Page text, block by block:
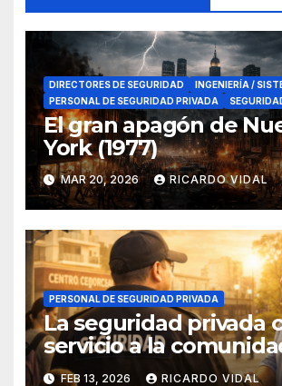
DIRECTORES DE SEGURIDAD
INGENIERÍA /
PERSONAL DE SEGURIDAD PRIVADA
El gran apagón de
York (1977)
MAR 20, 2026 RICARDO VIDAL
PERSONAL DE SEGURIDAD PRIVADA
La seguridad privada
servicio a la
FEB 13, 2026 RICARDO VIDAL